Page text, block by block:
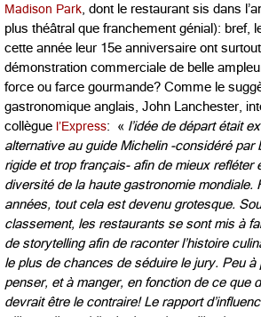
Madison Park , dont le restaurant sis dans
plus théâtral que franchement génial): bref,
cette année leur 15e anniversaire ont
démonstration commerciale de belle
force ou farce gourmande? Comme le
gastronomique anglais, John Lanchester,
collègue l’Express: « l’idée de départ était
alternative au guide Michelin -considéré par
rigide et trop français- afin de mieux refléter
diversité de la haute gastronomie mondiale.
années, tout cela est devenu grotesque.
classement, les restaurants se sont mis à
de storytelling afin de raconter l’histoire
le plus de chances de séduire le jury. Peu à
penser, et à manger, en fonction de ce que
devrait être le contraire! Le rapport